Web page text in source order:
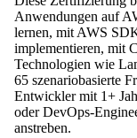
Anwendungen auf
lernen, mit AWS
implementieren, mit
Technologien wie
65 szenariobasierte
Entwickler mit 1+
oder DevOps-
anstreben.